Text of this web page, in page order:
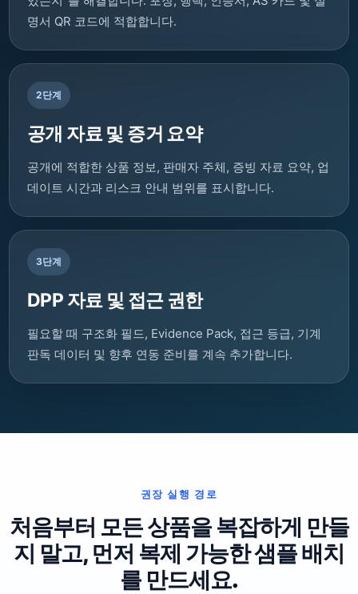
명서 QR 코드에 적합합니다.
2단계
공개 자료 및 증거 요약
공개에 적합한 상품 정보, 판매자 주체, 증빙 자료 요약, 업
데이트 시간과 리스크 안내 범위를 표시합니다.
3단계
DPP 자료 및 접근 권한
필요할 때 구조화 필드, Evidence Pack, 접근 등급, 기계
판독 데이터 및 향후 연동 준비를 계속 추가합니다.
권장 실행 경로
처음부터 모든 상품을 복잡하게 만들
지 말고, 먼저 복제 가능한 샘플 배치
를 만드세요.